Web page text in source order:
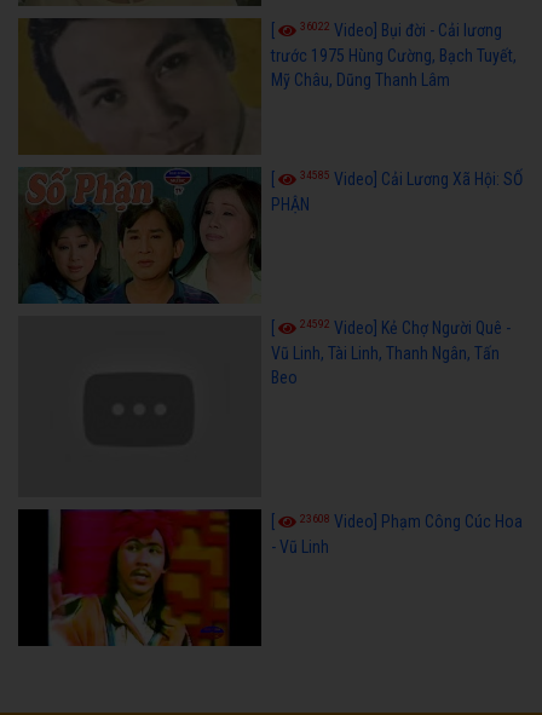
36022 Video] Bụi đời - Cải lương
trước 1975 Hùng Cường, Bạch Tuyết,
Mỹ Châu, Dũng Thanh Lâm
34585 Video] Cải Lương Xã Hội: SỐ
PHẬN
24592 Video] Kẻ Chợ Người Quê -
Vũ Linh, Tài Linh, Thanh Ngân, Tấn
Beo
23608 Video] Phạm Công Cúc Hoa
- Vũ Linh